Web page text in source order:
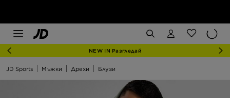
NEW IN Разгледай
JD Sports Мъжки Дрехи Блузи